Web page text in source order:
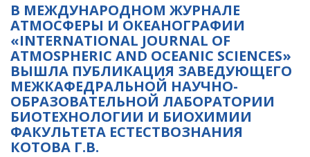
В МЕЖДУНАРОДНОМ ЖУРНАЛЕ
АТМОСФЕРЫ И ОКЕАНОГРАФИИ
«INTERNATIONAL JOURNAL OF
ATMOSPHERIC AND OCEANIC SCIENCES»
ВЫШЛА ПУБЛИКАЦИЯ ЗАВЕДУЮЩЕГО
МЕЖКАФЕДРАЛЬНОЙ НАУЧНО-
ОБРАЗОВАТЕЛЬНОЙ ЛАБОРАТОРИИ
БИОТЕХНОЛОГИИ И БИОХИМИИ
ФАКУЛЬТЕТА ЕСТЕСТВОЗНАНИЯ
КОТОВА Г.В.